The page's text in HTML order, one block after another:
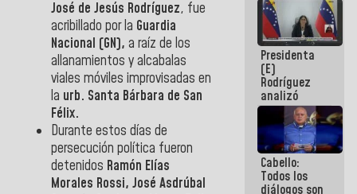
José de Jesús Rodríguez, fue
acribillado por la Guardia
Nacional (GN), a raíz de los
allanamientos y alcabalas
viales móviles improvisadas en
la urb. Santa Bárbara de San
Félix.
Durante estos días de
persecución política fueron
detenidos Ramón Elías
Morales Rossi, José Asdrúbal
Figuera y
acuerdan
primer
encuentro
presencial
para el
diálogo
Presidenta
(E)
Rodríguez
analizó
junto a
gobernadores
planes de
recuperación
del Sistema
Eléctrico
Cabello:
Todos los
diálogos son